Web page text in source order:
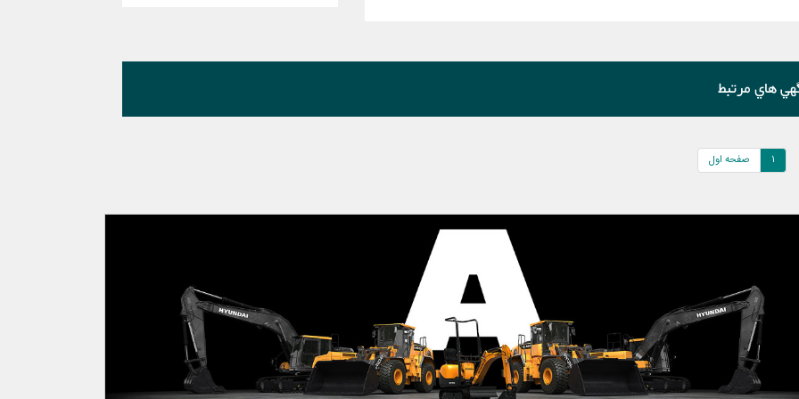
هاي مرتبط
صفحه اول 1